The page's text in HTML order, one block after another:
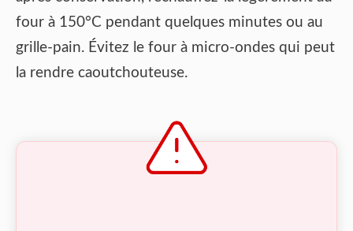
four à 150°C pendant quelques minutes ou au
grille-pain. Évitez le four à micro-ondes qui peut
la rendre caoutchouteuse.